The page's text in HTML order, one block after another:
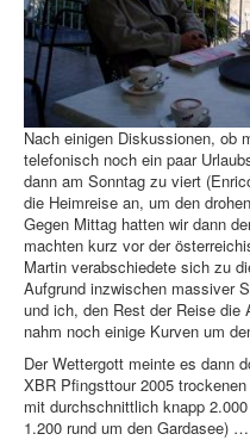
Nach einigen Diskussionen, ob
telefonisch noch ein paar
dann am Sonntag zu viert
die Heimreise an, um den
Gegen Mittag hatten wir dann
machten kurz vor der
Martin verabschiedete sich zu
Aufgrund inzwischen massiver
und ich, den Rest der Reise die
nahm noch einige Kurven um
Der Wettergott meinte es dann
XBR Pfingsttour 2005
mit durchschnittlich knapp
1.200 rund um den Gardasee)